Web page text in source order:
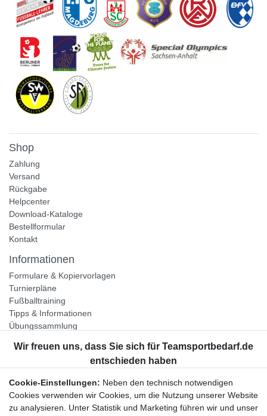
Shop
Zahlung
Versand
Rückgabe
Helpcenter
Download-Kataloge
Bestellformular
Kontakt
Informationen
Formulare & Kopiervorlagen
Turnierpläne
Fußballtraining
Tipps & Informationen
Übungssammlung
Unternehmen
Widerrufsrecht
Bestellung widerrufen
Cookie-Einstellungen: Neben den technisch notwendigen
Cookies verwenden wir Cookies, um die Nutzung unserer Website
zu analysieren. Unter Statistik und Marketing führen wir und unser